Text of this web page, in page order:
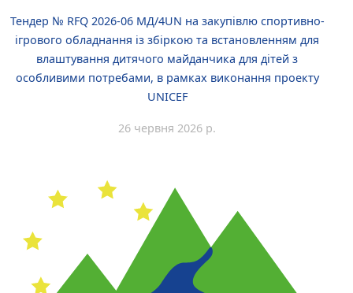
Тендер № RFQ 2026-06 МД/4UN на закупівлю спортивно-
ігрового обладнання із збіркою та встановленням для
влаштування дитячого майданчика для дітей з
особливими потребами, в рамках виконання проекту
UNICEF
26 червня 2026 р.